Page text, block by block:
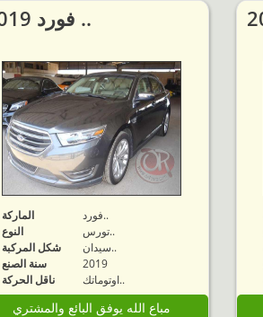
2019 فورد ..
الماركة
فورد..
النوع
تورس..
شكل المركبة
سيدان..
سنة الصنع
2019
ناقل الحركة
اوتوماتك..
مباع الله يوفق البائع والمشتري